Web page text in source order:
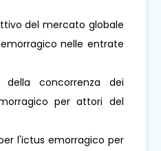
del mercato globale
nelle entrate
della concorrenza dei
per attori del
l'ictus emorragico per